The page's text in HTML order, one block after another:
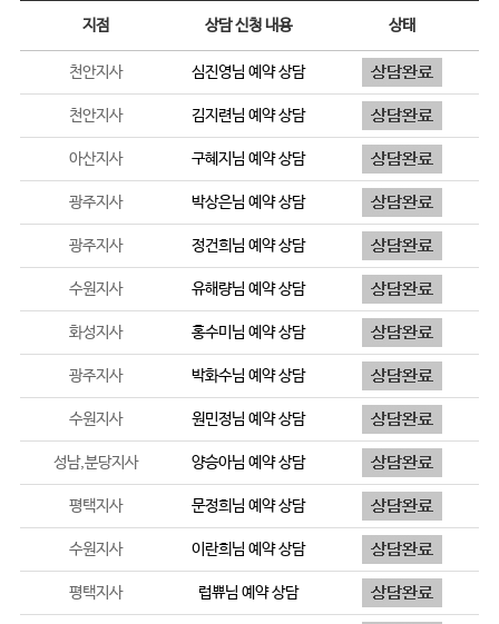
지점 상담 신청 내용 상태
천안지사 심진영님 예약 상담
천안지사 김지련님 예약 상담
아산지사 구혜지 님 예약 상담
광주지사 박상은님 예약 상담
광주지사 정건희님 예약 상담
수원지사 유해량님 예약 상담
화성지사 홍수미 님 예약 상담
광주지사 박화수님 예약 상담
수원지사 원민정님 예약 상담
성남,분당지사 양승아님 예약 상담
평택지사 문정희님 예약 상담
수원지사 이란희님 예약 상담
평택지사 럽쀼님 예약 상담